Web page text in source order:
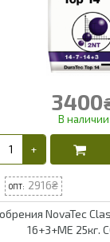
3400
2916
NovaTec
16+3+ME 25кг.